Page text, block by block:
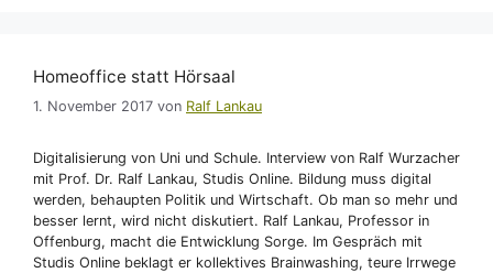
Homeoffice statt Hörsaal
1. November 2017 von Ralf Lankau
Digitalisierung von Uni und Schule. Interview von Ralf Wurzacher
mit Prof. Dr. Ralf Lankau, Studis Online. Bildung muss digital
werden, behaupten Politik und Wirtschaft. Ob man so mehr und
besser lernt, wird nicht diskutiert. Ralf Lankau, Professor in
Offenburg, macht die Entwicklung Sorge. Im Gespräch mit
Studis Online beklagt er kollektives Brainwashing, teure Irrwege